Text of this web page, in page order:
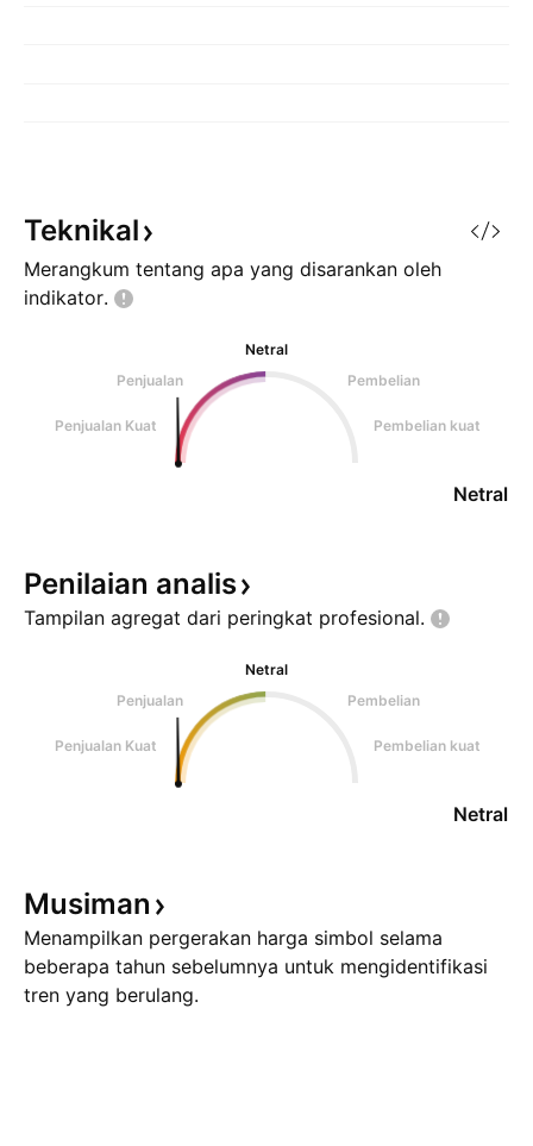
Teknikal
Merangkum tentang apa yang disarankan oleh
indikator.
Netral
Penjualan
Pembelian
Penjualan Kuat Pembelian kuat
Netral
Penilaian analis
Tampilan agregat dari peringkat profesional.
Netral
Penjualan
Pembelian
Penjualan Kuat Pembelian kuat
Netral
Musiman
Menampilkan pergerakan harga simbol selama
beberapa tahun sebelumnya untuk mengidentifikasi
tren yang berulang.